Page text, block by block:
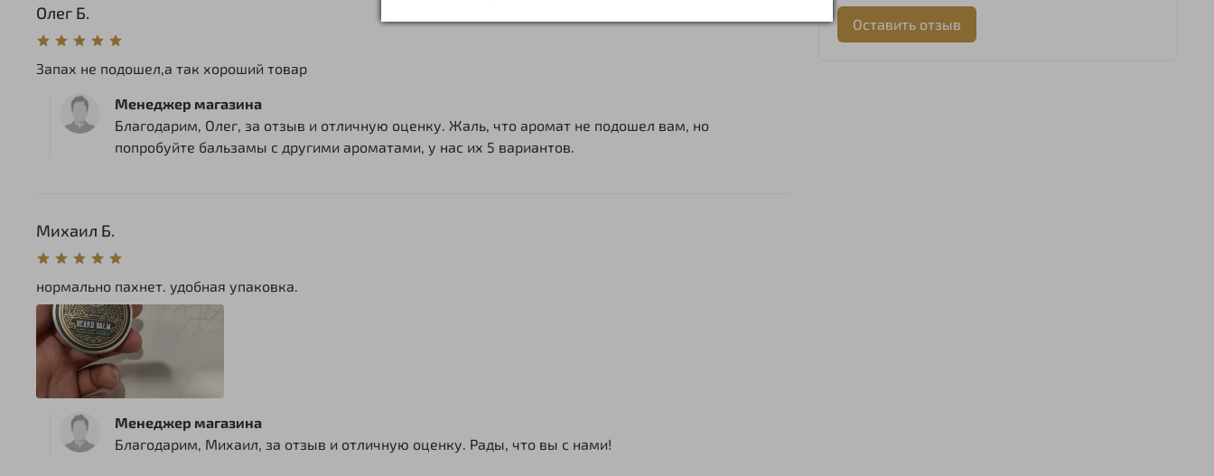
Олег Б.
Запах не подошел,а так хороший товар
Менеджер магазина
Благодарим, Олег, за отзыв и отличную оценку. Жаль, что аромат не подошел вам, но
попробуйте бальзамы с другими ароматами, у нас их 5 вариантов.
Михаил Б.
нормально пахнет. удобная упаковка.
Менеджер магазина
Благодарим, Михаил, за отзыв и отличную оценку. Рады, что вы с нами!
Оставить отзыв